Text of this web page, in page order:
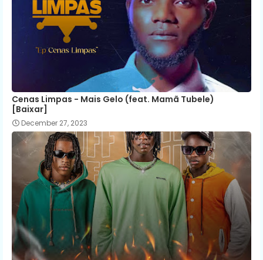
Cenas Limpas - Mais Gelo (feat. Mamã Tubele)
[Baixar]
December 27, 2023